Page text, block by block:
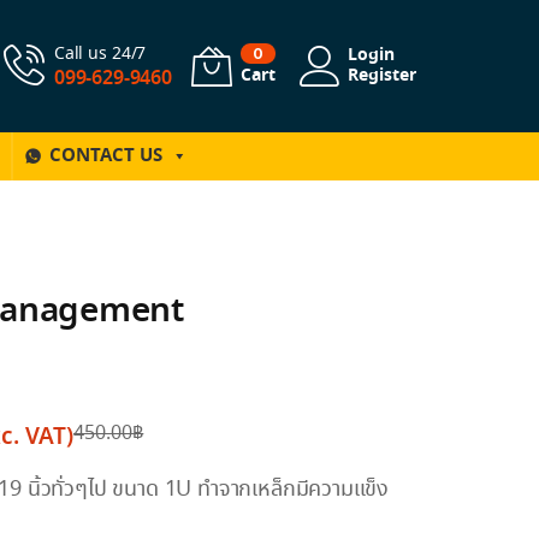
Call us 24/7
099-629-9460
0
Cart
Login
Register
CONTACT US
450.00฿
VAT)
นิ้วทั่วๆไป ขนาด 1U ทำจากเหล็กมีความแข็ง